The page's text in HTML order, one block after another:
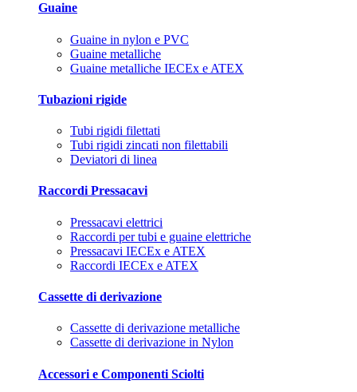
Guaine
Guaine in nylon e PVC
Guaine metalliche
Guaine metalliche IECEx e ATEX
Tubazioni rigide
Tubi rigidi filettati
Tubi rigidi zincati non filettabili
Deviatori di linea
Raccordi Pressacavi
Pressacavi elettrici
Raccordi per tubi e guaine elettriche
Pressacavi IECEx e ATEX
Raccordi IECEx e ATEX
Cassette di derivazione
Cassette di derivazione metalliche
Cassette di derivazione in Nylon
Accessori e Componenti Sciolti